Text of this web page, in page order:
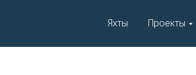
Яхты Проекты